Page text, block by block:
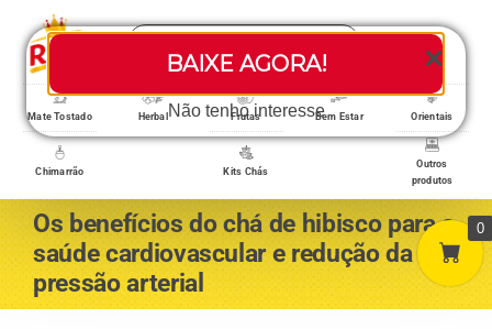
BAIXE AGORA!
Não tenho interesse
content
Search
Toggle
Loja/Produtos
Home
A empresa
Mate Tostado Herbal Frutas Bem Estar Orientais
Chimarrão Kits Chás
Outros
produtos
Os benefícios do chá de hibisco para a
saúde cardiovascular e redução da
pressão arterial
0